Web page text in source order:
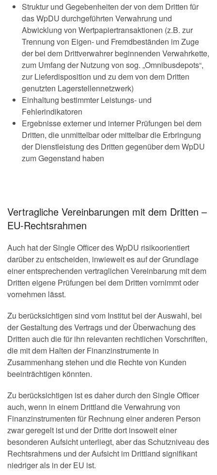
Struktur und Gegebenheiten der von dem Dritten für
das WpDU durchgeführten Verwahrung und
Abwicklung von Wertpapiertransaktionen (z.B. zur
Trennung von Eigen- und Fremdbeständen im Zuge
der bei dem Drittverwahrer beginnenden Verwahrkette,
zum Umfang der Nutzung von sog. „Omnibusdepots“,
zur Lieferdisposition und zu dem von dem Dritten
genutzten Lagerstellennetzwerk)
Einhaltung bestimmter Leistungs- und
Fehlerindikatoren
Ergebnisse externer und interner Prüfungen bei dem
Dritten, die unmittelbar oder mittelbar die Erbringung
der Dienstleistung des Dritten gegenüber dem WpDU
zum Gegenstand haben
Vertragliche Vereinbarungen mit dem Dritten –
EU-Rechtsrahmen
Auch hat der Single Officer des WpDU risikoorientiert
darüber zu entscheiden, inwieweit es auf der Grundlage
einer entsprechenden vertraglichen Vereinbarung mit dem
Dritten eigene Prüfungen bei dem Dritten vornimmt oder
vornehmen lässt.
Zu berücksichtigen sind vom Institut bei der Auswahl, bei
der Gestaltung des Vertrags und der Überwachung des
Dritten auch die für ihn relevanten rechtlichen Vorschriften,
die mit dem Halten der Finanzinstrumente in
Zusammenhang stehen und die Rechte von Kunden
beeinträchtigen könnten.
Zu berücksichtigen ist es daher durch den Single Officer
auch, wenn in einem Drittland die Verwahrung von
Finanzinstrumenten für Rechnung einer anderen Person
zwar geregelt ist und der Dritte dort insoweit einer
besonderen Aufsicht unterliegt, aber das Schutzniveau des
Rechtsrahmens und der Aufsicht im Drittland signifikant
niedriger als in der EU ist.